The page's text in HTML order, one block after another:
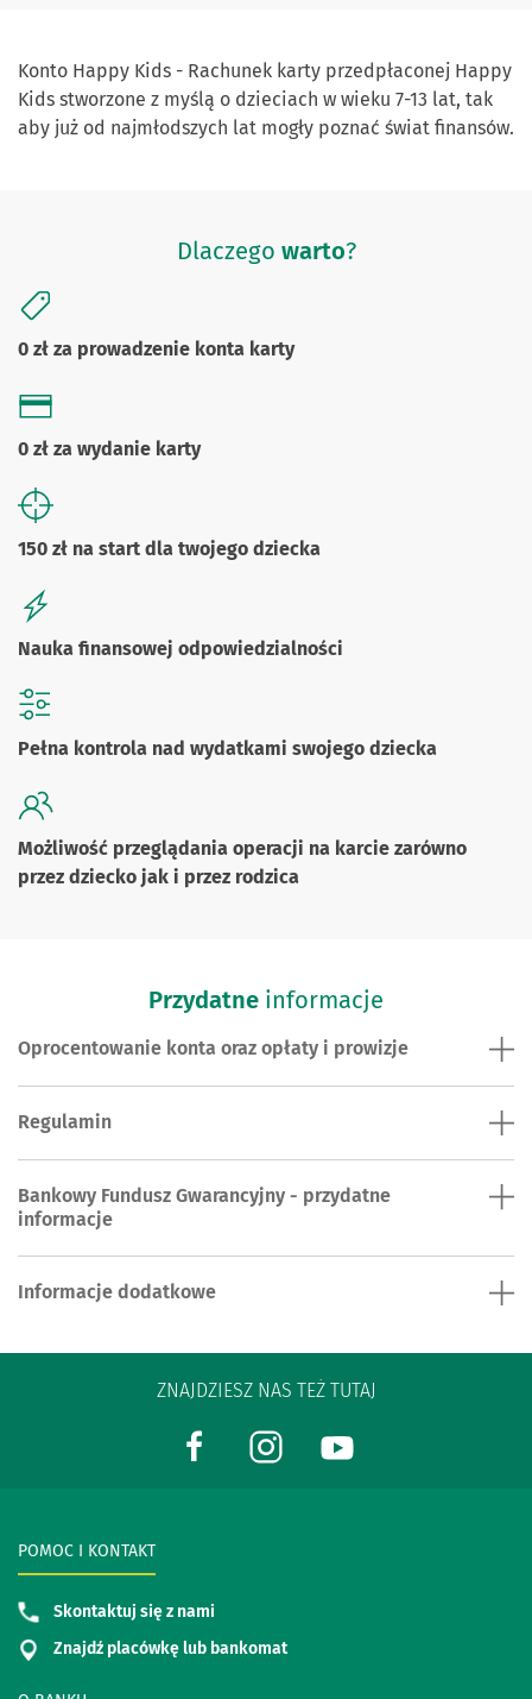
Konto Happy Kids - Rachunek karty przedpłaconej Happy
Kids stworzone z myślą o dzieciach w wieku 7-13 lat, tak
aby już od najmłodszych lat mogły poznać świat finansów.
Dlaczego warto?
0 zł za prowadzenie konta karty
0 zł za wydanie karty
150 zł na start dla twojego dziecka
Nauka finansowej odpowiedzialności
Pełna kontrola nad wydatkami swojego dziecka
Możliwość przeglądania operacji na karcie zarówno
przez dziecko jak i przez rodzica
Przydatne informacje
Oprocentowanie konta oraz opłaty i prowizje
Regulamin
Bankowy Fundusz Gwarancyjny - przydatne
informacje
Informacje dodatkowe
ZNAJDZIESZ NAS TEŻ TUTAJ
POMOC I KONTAKT
Skontaktuj się z nami
Znajdź placówkę lub bankomat